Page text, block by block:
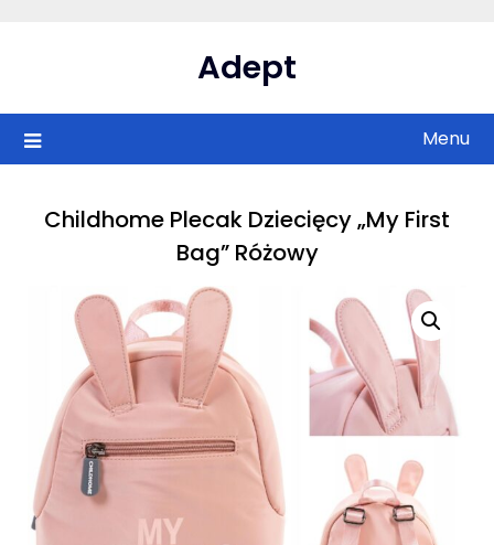
Adept
Menu
Childhome Plecak Dziecięcy „My First
Bag” Różowy